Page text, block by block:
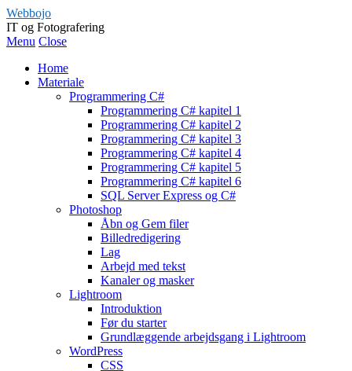
Webbojo
IT og Fotografering
Menu Close
Home
Materiale
Programmering C#
Programmering C# kapitel 1
Programmering C# kapitel 2
Programmering C# kapitel 3
Programmering C# kapitel 4
Programmering C# kapitel 5
Programmering C# kapitel 6
SQL Server Express og C#
Photoshop
Åbn og Gem filer
Billedredigering
Lag
Arbejd med tekst
Kanaler og masker
Lightroom
Introduktion
Før du starter
Grundlæggende arbejdsgang i Lightroom
WordPress
CSS